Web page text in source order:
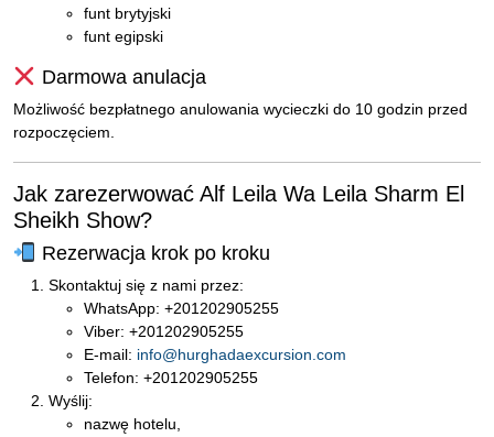
funt brytyjski
funt egipski
Darmowa anulacja
Możliwość bezpłatnego anulowania wycieczki do 10 godzin przed
rozpoczęciem.
Jak zarezerwować Alf Leila Wa Leila Sharm El
Sheikh Show?
Rezerwacja krok po kroku
Skontaktuj się z nami przez:
WhatsApp: +201202905255
Viber: +201202905255
E-mail: info@hurghadaexcursion.com
Telefon: +201202905255
Wyślij:
nazwę hotelu,